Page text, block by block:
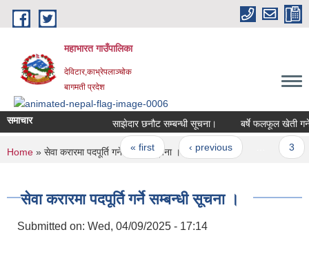
Skip to main content
महाभारत गाउँपालिका
देविटार,काभ्रेपलाञ्चोक
बागमती प्रदेश
समाचार साझेदार छनौट सम्बन्धी सूचना। बर्षे फलफूल खेती गर्ने
Pages
« first ‹ previous
You are here
Home » सेवा करारमा पदपूर्ति गर्ने सम्बन्धी सूचना ।
सेवा करारमा पदपूर्ति गर्ने सम्बन्धी सूचना ।
Submitted on: Wed, 04/09/2025 - 17:14